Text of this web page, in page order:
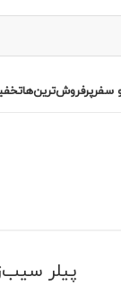
سفرپرفروش‌ترین‌ها
پیلر